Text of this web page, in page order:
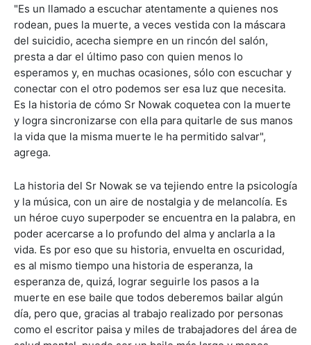
"Es un llamado a escuchar atentamente a quienes nos
rodean, pues la muerte, a veces vestida con la máscara
del suicidio, acecha siempre en un rincón del salón,
presta a dar el último paso con quien menos lo
esperamos y, en muchas ocasiones, sólo con escuchar y
conectar con el otro podemos ser esa luz que necesita.
Es la historia de cómo Sr Nowak coquetea con la muerte
y logra sincronizarse con ella para quitarle de sus manos
la vida que la misma muerte le ha permitido salvar",
agrega.
La historia del Sr Nowak se va tejiendo entre la psicología
y la música, con un aire de nostalgia y de melancolía. Es
un héroe cuyo superpoder se encuentra en la palabra, en
poder acercarse a lo profundo del alma y anclarla a la
vida. Es por eso que su historia, envuelta en oscuridad,
es al mismo tiempo una historia de esperanza, la
esperanza de, quizá, lograr seguirle los pasos a la
muerte en ese baile que todos deberemos bailar algún
día, pero que, gracias al trabajo realizado por personas
como el escritor paisa y miles de trabajadores del área de